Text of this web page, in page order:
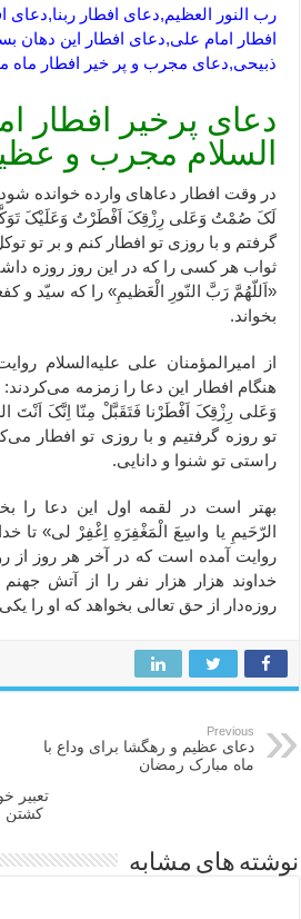
رب النور العظیم,دعای افطار
افطار امام علی,دعای افطار این دهان
ذبیحی,دعای مجرب و پر خیر افطار ماه
دعای پرخیر افطار
السلام مجرب و
در وقت افطار دعاهاى وارده خوانده
لَکَ صُمْتُ وَعَلى رِزْقِکَ اَفْطَرْتُ وَعَلَیْکَ
گرفتم و با روزى تو افطار کنم و بر تو
ثواب هر کسى را که در این روز روزه
«اَللّهُمَّ رَبَّ النّورِ الْعَظیمِ» را که سیّد و
بخواند.
از امیرالمؤمنان علی علیه‌السلام
هنگام افطار این دعا را زمزمه
وَعَلى رِزْقِکَ اَفْطَرْنا فَتَقَبَّلْ مِنّا اِنَّکَ اَنْتَ
تو روزه گرفتیم و با روزى تو افطار
راستى تو شنوا و دانایى.
بهتر است در لقمه اول این دعا را
الرّحَیمِ یا واسِعَ الْمَغْفِرَهِ اِغْفِرْ لى» تا
روایت آمده است که در آخر هر روز از
خداوند هزار هزار نفر را از آتش
روزه‌دار از حق تعالى بخواهد که او را
Previous
دعای عظیم و رهگشا برای وداع با
ماه مبارک رمضان
تعبیر
کشتن
نوشته های مشابه